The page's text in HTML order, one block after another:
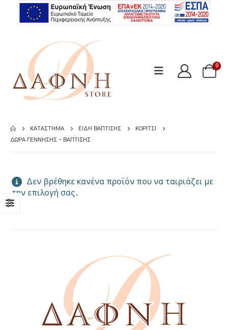
0
ΚΑΤΆΣΤΗΜΑ ΕΊΔΗ ΒΆΠΤΙΣΗΣ
ΚΟΡΊΤΣΙ
ΔΏΡΑ ΓΈΝΝΗΣΗΣ - ΒΆΠΤΙΣΗΣ
Δεν βρέθηκε κανένα προϊόν που να ταιριάζει με
την επιλογή σας.